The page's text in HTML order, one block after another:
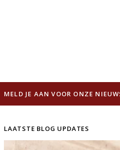
MELD JE AAN VOOR ONZE
LAATSTE BLOG UPDATES